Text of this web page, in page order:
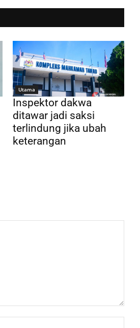
Utama
Inspektor dakwa
ditawar jadi saksi
terlindung jika ubah
keterangan